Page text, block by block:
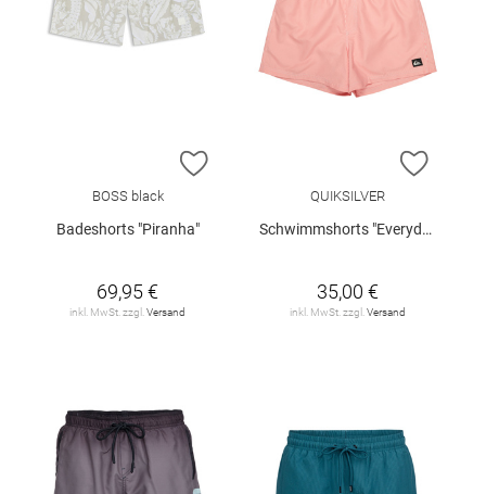
ZUR WUNSCHLISTE HINZUFÜGEN
BOSS black
Badeshorts "Piranha"
69,95 €
inkl. MwSt. zzgl. Versand
ZUR
QUIKSILVER
Schwimmshorts "Everyday Deluxe"
35,00 €
inkl. MwSt. zzgl. Versand